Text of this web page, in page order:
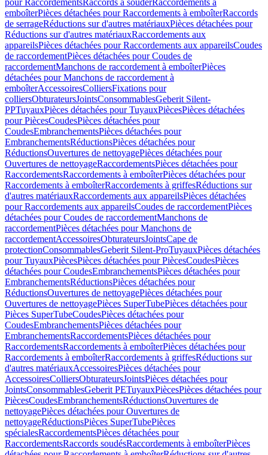
pour RaccordementsRaccords à souderRaccordements à
emboîterPièces détachées pour Raccordements à emboîterRaccords
de serrageRéductions sur d'autres matériauxPièces détachées pour
Réductions sur d'autres matériauxRaccordements aux
appareilsPièces détachées pour Raccordements aux appareilsCoudes
de raccordementPièces détachées pour Coudes de
raccordementManchons de raccordement à emboîterPièces
détachées pour Manchons de raccordement à
emboîterAccessoiresColliersFixations pour
colliersObturateursJointsConsommablesGeberit Silent-
PPTuyauxPièces détachées pour TuyauxPiècesPièces détachées
pour PiècesCoudesPièces détachées pour
CoudesEmbranchementsPièces détachées pour
EmbranchementsRéductionsPièces détachées pour
RéductionsOuvertures de nettoyagePièces détachées pour
Ouvertures de nettoyageRaccordementsPièces détachées pour
RaccordementsRaccordements à emboîterPièces détachées pour
Raccordements à emboîterRaccordements à griffesRéductions sur
d'autres matériauxRaccordements aux appareilsPièces détachées
pour Raccordements aux appareilsCoudes de raccordementPièces
détachées pour Coudes de raccordementManchons de
raccordementPièces détachées pour Manchons de
raccordementAccessoiresObturateursJointsCape de
protectionConsommablesGeberit Silent-ProTuyauxPièces détachées
pour TuyauxPiècesPièces détachées pour PiècesCoudesPièces
détachées pour CoudesEmbranchementsPièces détachées pour
EmbranchementsRéductionsPièces détachées pour
RéductionsOuvertures de nettoyagePièces détachées pour
Ouvertures de nettoyagePièces SuperTubePièces détachées pour
Pièces SuperTubeCoudesPièces détachées pour
CoudesEmbranchementsPièces détachées pour
EmbranchementsRaccordementsPièces détachées pour
RaccordementsRaccordements à emboîterPièces détachées pour
Raccordements à emboîterRaccordements à griffesRéductions sur
d'autres matériauxAccessoiresPièces détachées pour
AccessoiresColliersObturateursJointsPièces détachées pour
JointsConsommablesGeberit PETuyauxPiècesPièces détachées pour
PiècesCoudesEmbranchementsRéductionsOuvertures de
nettoyagePièces détachées pour Ouvertures de
nettoyageRéductionsPièces SuperTubePièces
spécialesRaccordementsPièces détachées pour
RaccordementsRaccords soudésRaccordements à emboîterPièces